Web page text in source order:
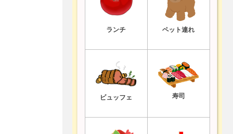
ランチ ペット連れ
ビュッフェ 寿司